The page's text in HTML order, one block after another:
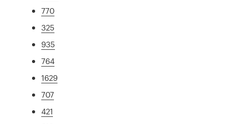
770
325
935
764
1629
707
421